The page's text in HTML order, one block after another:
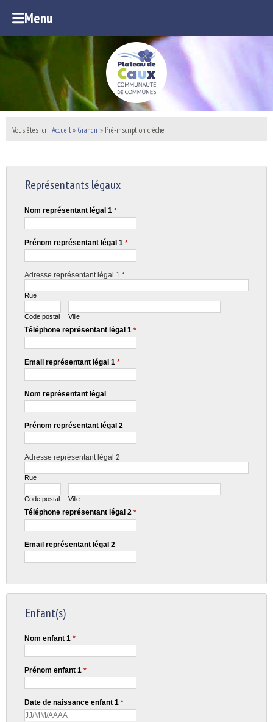
Menu
Vous êtes ici : Accueil» Grandir» Pré-inscription crèche
Représentants légaux
Nom représentant légal 1 *
Prénom représentant légal 1 *
Adresse représentant légal 1 *
Rue
Code postal Ville
Téléphone représentant légal 1 *
Email représentant légal 1 *
Nom représentant légal
Prénom représentant légal 2
Adresse représentant légal 2
Rue
Code postal Ville
Téléphone représentant légal 2 *
Email représentant légal 2
Enfant(s)
Nom enfant 1 *
Prénom enfant 1 *
Date de naissance enfant 1 *